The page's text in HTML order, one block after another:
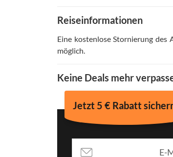
Reiseinformationen
Eine kostenlose Stornierung des
möglich.
Keine Deals mehr
Jetzt 5 € Rabatt